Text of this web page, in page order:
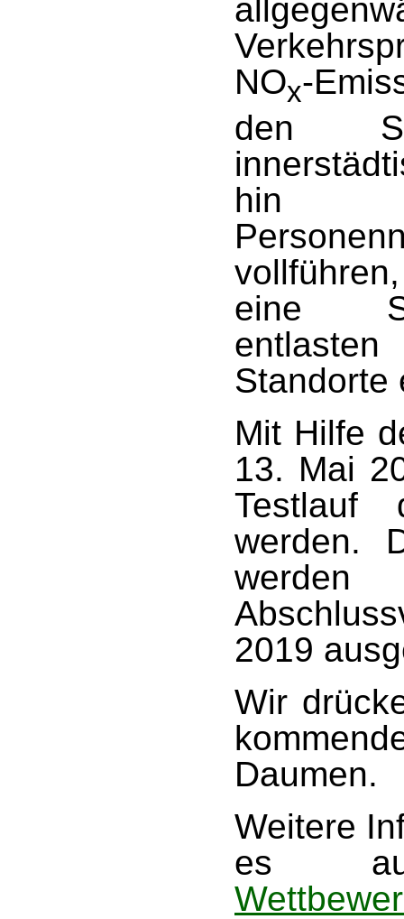
NOx-
den
hin
eine
Standorte
Mit Hilfe
13. Mai
Testlauf
werden.
2019
Wir
Daumen.
Weitere
es